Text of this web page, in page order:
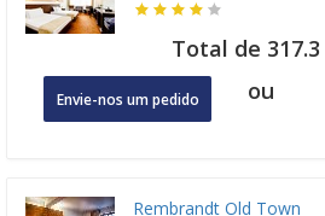
Total de 317.3
Envie-nos um pedido ou
Rembrandt Old Town